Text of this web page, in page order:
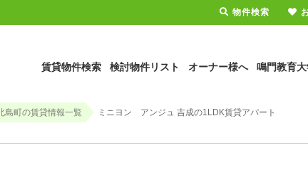
賃貸物件検索 検討物件リスト オーナー様へ 鳴門教育
島町の賃貸情報一覧 ミニヨン アンジュ 吉成の1LDK賃貸アパート
物件検索